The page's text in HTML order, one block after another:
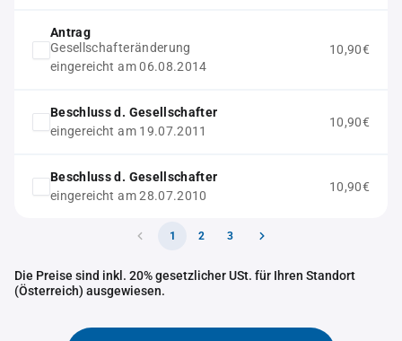
Antrag
Gesellschafteränderung
eingereicht am 06.08.2014
10,90€
Beschluss d. Gesellschafter
eingereicht am 19.07.2011
10,90€
Beschluss d. Gesellschafter
eingereicht am 28.07.2010
10,90€
1 2 3
Die Preise sind inkl. 20% gesetzlicher USt. für Ihren Standort
(Österreich) ausgewiesen.